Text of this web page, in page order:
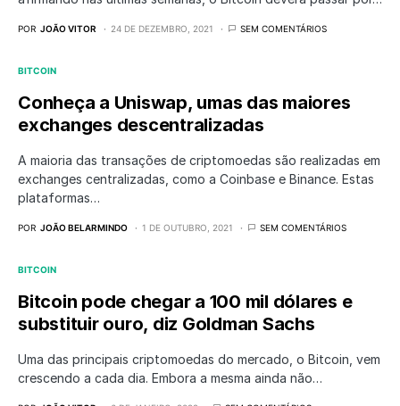
POR JOÃO VITOR 24 DE DEZEMBRO, 2021 SEM COMENTÁRIOS
BITCOIN
Conheça a Uniswap, umas das maiores
exchanges descentralizadas
A maioria das transações de criptomoedas são realizadas em
exchanges centralizadas, como a Coinbase e Binance. Estas
plataformas…
POR JOÃO BELARMINDO 1 DE OUTUBRO, 2021 SEM COMENTÁRIOS
BITCOIN
Bitcoin pode chegar a 100 mil dólares e
substituir ouro, diz Goldman Sachs
Uma das principais criptomoedas do mercado, o Bitcoin, vem
crescendo a cada dia. Embora a mesma ainda não…